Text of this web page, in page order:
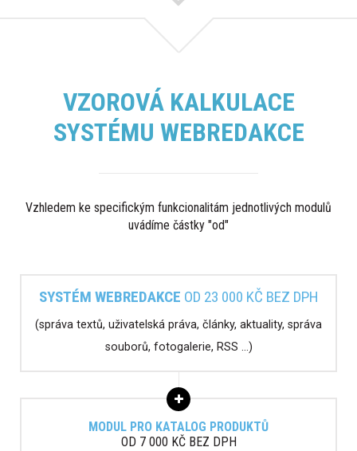
VZOROVÁ KALKULACE
SYSTÉMU WEBREDAKCE
Vzhledem ke specifickým funkcionalitám jednotlivých modulů
uvádíme částky "od"
SYSTÉM WEBREDAKCE OD 23 000 KČ BEZ DPH
(správa textů, uživatelská práva, články, aktuality, správa
souborů, fotogalerie, RSS …)
MODUL PRO KATALOG PRODUKTŮ
OD 7 000 KČ BEZ DPH